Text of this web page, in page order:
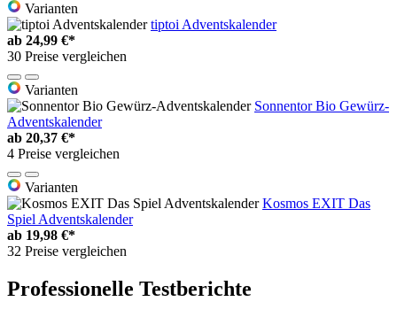
Varianten
tiptoi Adventskalender
ab 24,99 €*
30 Preise vergleichen
Varianten
Sonnentor Bio Gewürz-
Adventskalender
ab 20,37 €*
4 Preise vergleichen
Varianten
Kosmos EXIT Das
Spiel Adventskalender
ab 19,98 €*
32 Preise vergleichen
Professionelle Testberichte